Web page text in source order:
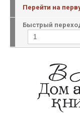
Перейти на
Быстрый